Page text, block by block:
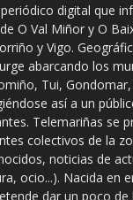
digital que
O Val Miñor y O
y Vigo.
abarcando los
Tui,
así a un
Telemariñas se
colectivos de la
noticias de
ocio...). Nacida en
dar un poco de